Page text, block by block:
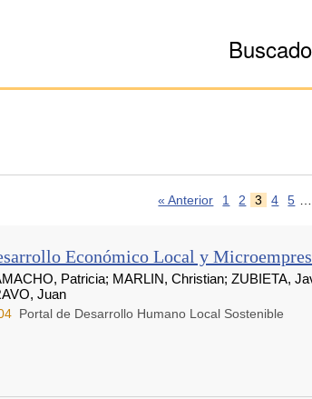
« Anterior 1 2 3 4 5 …
Económico Local y
Patricia; MARLIN, Christian; ZUBIETA,
Juan
Portal de Desarrollo Humano Local Sostenible